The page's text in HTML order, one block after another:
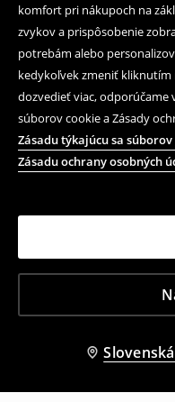
komfort pri nákupoch na
zvykov a prispôsobenie
potrebám alebo
kedykoľvek zmeniť kliknutím
dozvedieť viac, odporúčame
súborov cookie a Zásady
Zásadu týkajúcu sa súborov
Zásadu ochrany osobných